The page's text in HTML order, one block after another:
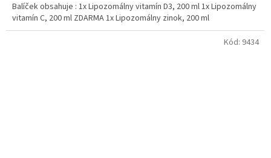
Balíček obsahuje : 1x Lipozomálny vitamín D3, 200 ml 1x Lipozomálny
vitamín C, 200 ml ZDARMA 1x Lipozomálny zinok, 200 ml
Kód: 9434